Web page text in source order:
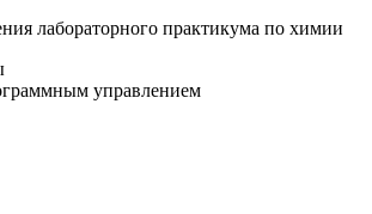
лабораторного практикума по химии
управлением